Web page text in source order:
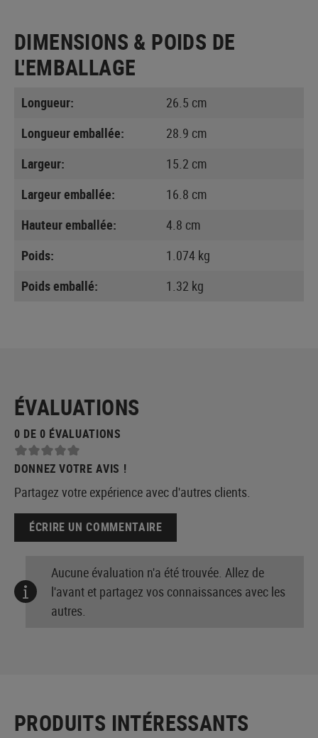
DIMENSIONS & POIDS DE
L'EMBALLAGE
Longueur:
26.5 cm
Longueur emballée:
28.9 cm
Largeur:
15.2 cm
Largeur emballée:
16.8 cm
Hauteur emballée:
4.8 cm
Poids:
1.074 kg
Poids emballé:
1.32 kg
ÉVALUATIONS
0 DE 0 ÉVALUATIONS
DONNEZ VOTRE AVIS !
Partagez votre expérience avec d'autres clients.
ÉCRIRE UN COMMENTAIRE
Aucune évaluation n'a été trouvée. Allez de
l'avant et partagez vos connaissances avec les
autres.
PRODUITS INTÉRESSANTS